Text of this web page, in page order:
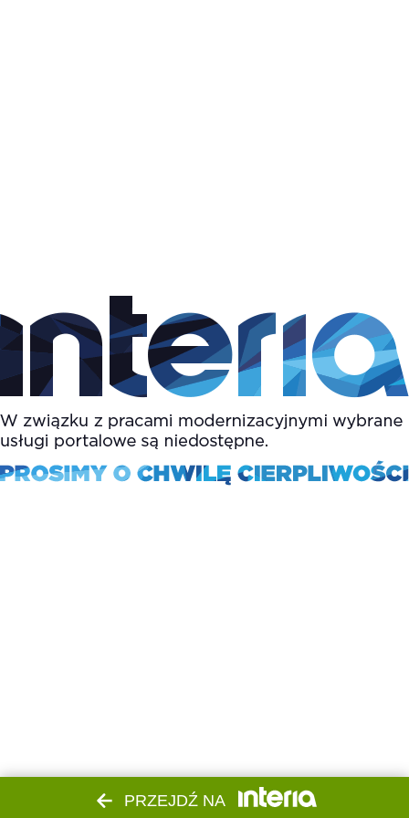
PRZEJDŹ NA